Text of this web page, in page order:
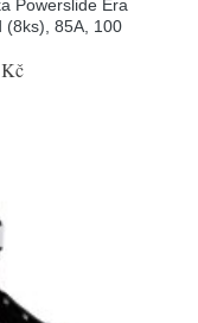
Powerslide Era
(8ks), 85A, 100